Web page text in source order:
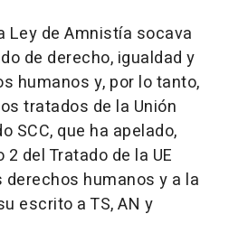
Ley de Amnistía socava
de derecho, igualdad y
humanos y, por lo tanto,
tratados de la Unión
SCC, que ha apelado,
del Tratado de la UE
humanos y a la
escrito a TS, AN y